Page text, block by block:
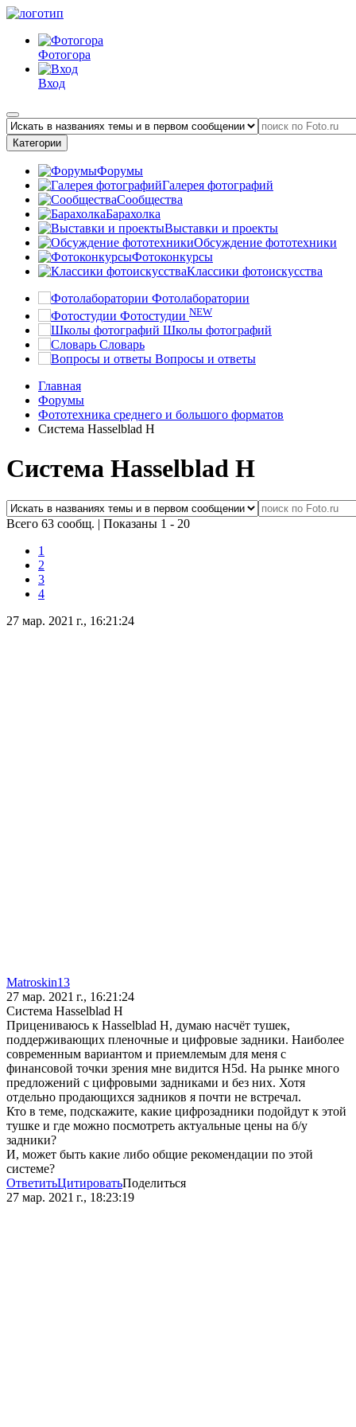
Фотогора
Вход
Категории
Форумы
Галерея фотографий
Сообщества
Барахолка
Выставки и проекты
Обсуждение фототехники
Фотоконкурсы
Классики фотоискусства
Фотолаборатории
Фотостудии NEW
Школы фотографий
Словарь
Вопросы и ответы
Главная
Форумы
Фототехника среднего и большого форматов
Система Hasselblad H
Система Hasselblad H
Всего 63 сообщ. | Показаны 1 - 20
1
2
3
4
27 мар. 2021 г., 16:21:24
Matroskin13
27 мар. 2021 г., 16:21:24
Система Hasselblad H
Прицениваюсь к Hasselblad H, думаю насчёт тушек,
поддерживающих пленочные и цифровые задники. Наиболее
современным вариантом и приемлемым для меня с
финансовой точки зрения мне видится H5d. На рынке много
предложений с цифровыми задниками и без них. Хотя
отдельно продающихся задников я почти не встречал.
Кто в теме, подскажите, какие цифрозадники подойдут к этой
тушке и где можно посмотреть актуальные цены на б/у
задники?
И, может быть какие либо общие рекомендации по этой
системе?
ОтветитьЦитироватьПоделиться
27 мар. 2021 г., 18:23:19